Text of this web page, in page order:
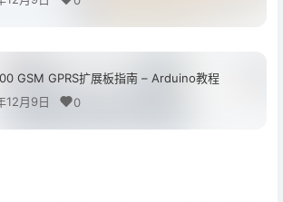
GSM GPRS扩展板指南 – Arduino教程
12月9日
0